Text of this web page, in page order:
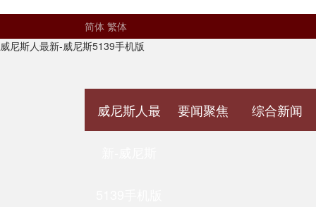
简体 繁体
威尼斯人最新-威尼斯5139手机版
威尼斯人最 要闻聚焦 综合新闻